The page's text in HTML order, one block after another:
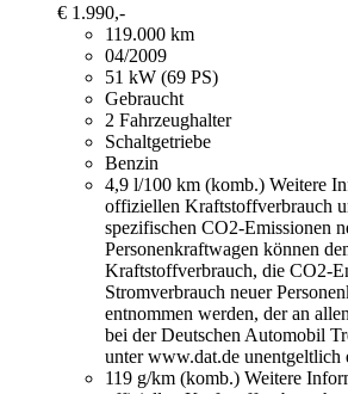
€ 1.990,-
119.000 km
04/2009
51 kW (69 PS)
Gebraucht
2 Fahrzeughalter
Schaltgetriebe
Benzin
4,9 l/100 km (komb.) Weitere
offiziellen Kraftstoffverbrauch
spezifischen CO2-Emissionen
Personenkraftwagen können
Kraftstoffverbrauch, die CO2-
Stromverbrauch neuer
entnommen werden, der an
bei der Deutschen Automobil
unter www.dat.de unentgeltlich
119 g/km (komb.) Weitere